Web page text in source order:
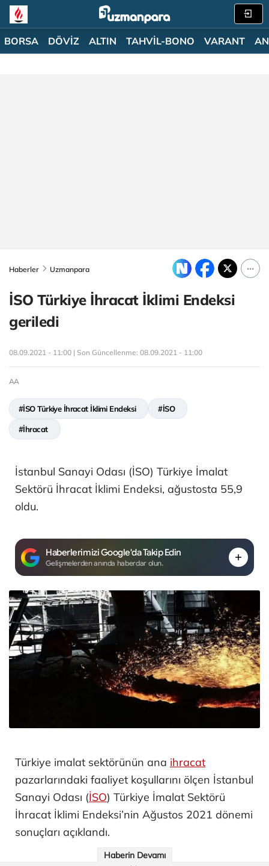
BORSA DÖVİZ ALTIN TAHVİL-BONO VARANT
Haberler Uzmanpara
İSO Türkiye İhracat İklimi Endeksi
geriledi
08.09.2021 - 11:00 | Son Güncellenme: 08.09.2021 - 11:00
AA
#İSO Türkiye İhracat İklimi Endeksi #İSO
#İhracat
İstanbul Sanayi Odası (İSO) Türkiye İmalat
Sektörü İhracat İklimi Endeksi, ağustosta 55,9
oldu.
Haberlerimizi Google'da Takip Edin
Gelişmelerden anında haberdar olun.
Türkiye imalat sektörünün ana ihracat
pazarlarındaki faaliyet koşullarını ölçen İstanbul
Sanayi Odası (İSO) Türkiye İmalat Sektörü
İhracat İklimi Endeksi’nin Ağustos 2021 dönemi
sonuçları açıklandı.
Haberin Devamı